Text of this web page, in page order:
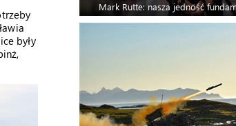
były
Mark Rutte: nasza jedność